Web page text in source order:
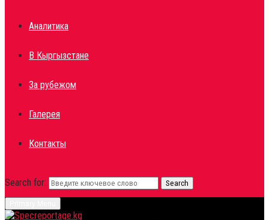
Аналитика
В Кыргызстане
За рубежом
Галерея
Контакты
Search for: Search